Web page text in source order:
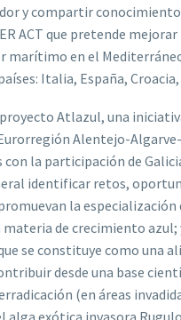
y compartir
ACT que pretende mejorar
marítimo en el
Italia, España, Croacia,
Atlazul, una
Alentejo-
con la participación de
identificar retos,
la especialización
de crecimiento azul;
se constituye como una
desde una base
(en áreas
alga exótica invasora